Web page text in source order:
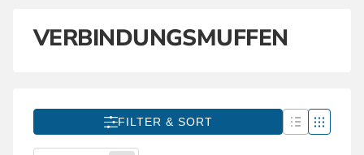
VERBINDUNGSMUFFEN
FILTER & SORT